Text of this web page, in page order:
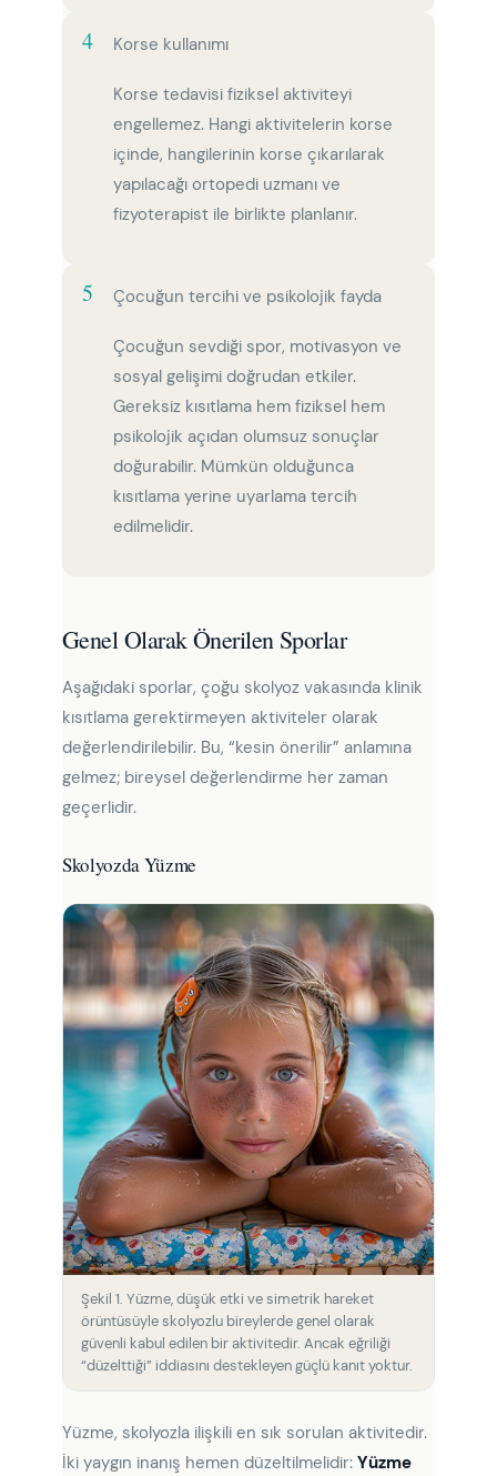
4 Korse kullanımı
Korse tedavisi fiziksel aktiviteyi
engellemez. Hangi aktivitelerin korse
içinde, hangilerinin korse çıkarılarak
yapılacağı ortopedi uzmanı ve
fizyoterapist ile birlikte planlanır.
5 Çocuğun tercihi ve psikolojik fayda
Çocuğun sevdiği spor, motivasyon ve
sosyal gelişimi doğrudan etkiler.
Gereksiz kısıtlama hem fiziksel hem
psikolojik açıdan olumsuz sonuçlar
doğurabilir. Mümkün olduğunca
kısıtlama yerine uyarlama tercih
edilmelidir.
Genel Olarak Önerilen Sporlar
Aşağıdaki sporlar, çoğu skolyoz vakasında klinik
kısıtlama gerektirmeyen aktiviteler olarak
değerlendirilebilir. Bu, “kesin önerilir” anlamına
gelmez; bireysel değerlendirme her zaman
geçerlidir.
Skolyozda Yüzme
Şekil 1. Yüzme, düşük etki ve simetrik hareket
örüntüsüyle skolyozlu bireylerde genel olarak
güvenli kabul edilen bir aktivitedir. Ancak eğriliği
“düzelttiği” iddiasını destekleyen güçlü kanıt yoktur.
Yüzme, skolyozla ilişkili en sık sorulan aktivitedir.
İki yaygın inanış hemen düzeltilmelidir: Yüzme